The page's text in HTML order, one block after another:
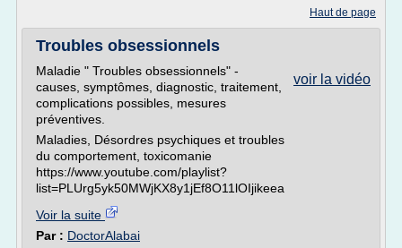
Haut de page
Troubles obsessionnels
voir la vidéo
Maladie " Troubles obsessionnels" -
causes, symptômes, diagnostic, traitement,
complications possibles, mesures
préventives.
Maladies, Désordres psychiques et troubles
du comportement, toxicomanie
https://www.youtube.com/playlist?
list=PLUrg5yk50MWjKX8y1jEf8O11lOIjikeea
Voir la suite
Par : DoctorAlabai